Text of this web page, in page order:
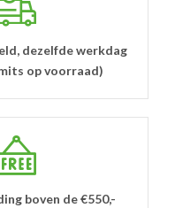
dezelfde werkdag
op voorraad)
boven de €550,-